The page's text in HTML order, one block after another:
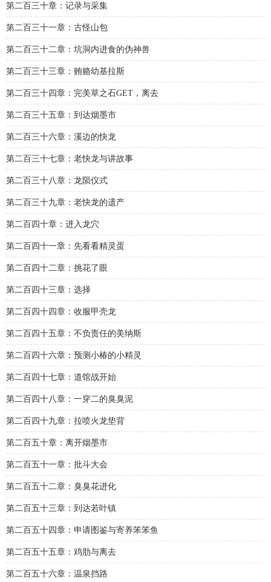
第二百三十章：记录与采集
第二百三十一章：古怪山包
第二百三十二章：坑洞内进食的伪神兽
第二百三十三章：贿赂幼基拉斯
第二百三十四章：完美草之石GET，离去
第二百三十五章：到达烟墨市
第二百三十六章：溪边的快龙
第二百三十七章：老快龙与讲故事
第二百三十八章：龙陨仪式
第二百三十九章：老快龙的遗产
第二百四十章：进入龙穴
第二百四十一章：先看看精灵蛋
第二百四十二章：挑花了眼
第二百四十三章：选择
第二百四十四章：收服甲壳龙
第二百四十五章：不负责任的美纳斯
第二百四十六章：预测小椿的小精灵
第二百四十七章：道馆战开始
第二百四十八章：一穿二的臭臭泥
第二百四十九章：拉喷火龙垫背
第二百五十章：离开烟墨市
第二百五十一章：批斗大会
第二百五十二章：臭臭花进化
第二百五十三章：到达若叶镇
第二百五十四章：申请图鉴与寄养笨笨鱼
第二百五十五章：鸡肋与离去
第二百五十六章：温泉挡路